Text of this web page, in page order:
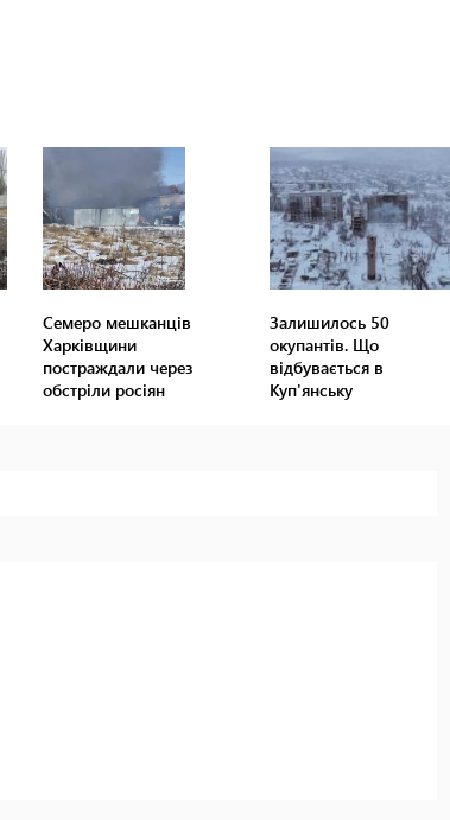
Семеро мешканців
Харківщини
постраждали через
обстріли росіян
Залишилось 50
окупантів. Що
відбувається в
Куп'янську